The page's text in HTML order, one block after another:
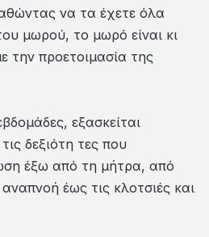
να τα έχετε όλα
μωρού, το μωρό είναι κι
την προετοιμασία της
εξασκείται
δεξιότη τες που
έξω από τη μήτρα, από
έως τις κλοτσιές και